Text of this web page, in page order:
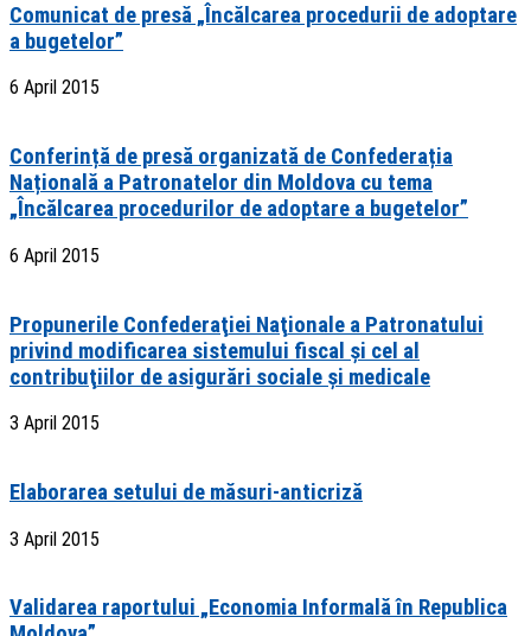
Comunicat de presă „Încălcarea procedurii de adoptare
a bugetelor”
6 April 2015
Conferință de presă organizată de Confederația
Națională a Patronatelor din Moldova cu tema
„Încălcarea procedurilor de adoptare a bugetelor”
6 April 2015
Propunerile Confederaţiei Naţionale a Patronatului
privind modificarea sistemului fiscal şi cel al
contribuţiilor de asigurări sociale şi medicale
3 April 2015
Elaborarea setului de măsuri-anticriză
3 April 2015
Validarea raportului „Economia Informală în Republica